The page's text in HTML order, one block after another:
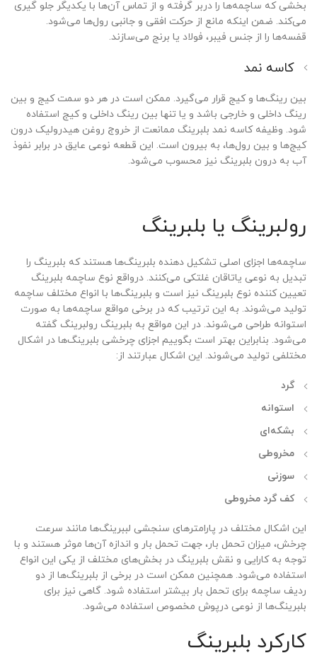
بخشی که ساچمه‌ها را دربر گرفته و از تماس آن‌ها با یکدیگر جلو گیری
می‌کند. ضمن اینکه مانع از حرکت افقی و جانبی رول‌ها می‌شود.
قفسه‌ها را از جنس فیبر، فولاد یا برنج می‌سازند.
کاسه نمد
بین رینگ‌ها و کیج قرار می‌گیرد. ممکن است در هر دو سمت کیج و بین
رینگ داخلی و خارجی باشد و یا تنها بین رینگ داخلی و کیج استفاده
شود. وظیفه کاسه نمد بلبرینگ ممانعت از خروج روغن هیدرولیک درون
کیج‌ها و بین رول‌ها، به بیرون است. این قطعه نوعی عایق در برابر نفوذ
آب به درون بلبرینگ نیز محسوب می‌شود.
رولبرینگ یا بلبرینگ
ساچمه‌ها اجزای اصلی تشکیل دهنده بلبرینگ‌ها هستند که بلبرینگ را
تبدیل به نوعی یاتاقان غلتکی می‌کنند. درواقع نوع ساچمه بلبرینگ
تعیین کننده نوع بلبرینگ نیز است و بلبرینگ‌ها با انواع مختلف ساچمه
تولید می‌شوند. به این ترتیب که در برخی مواقع ساچمه‌ها به صورت
استوانه طراحی می‌شوند. در این مواقع به بلبرینگ رولبرینگ گفته
می‌شود. بنابراین بهتر است بگوییم اجزای چرخشی بلبرینگ‌ها در اشکال
مختلفی تولید می‌شوند. این اشکال عبارتند از:
گرد
استوانه
بشکه‌ای
مخروطی
سوزنی
کف گرد مخروطی
این اشکال مختلف در پارامترهای سنجشی لببرینگ‌ها مانند سرعت
چرخش، میزان تحمل بار، جهت تحمل بار و اندازه آن‌ها موثر هستند و با
توجه به کارایی و نقش بلبرینگ در بخش‌های مختلف از یکی این انواع
استفاده می‌شود. همچنین ممکن است در برخی از بلبرینگ‌ها از دو
ردیف ساچمه برای تحمل بار بیشتر استفاده شود. گاهی نیز برای
بلبرینگ‌ها از نوعی درپوش مخصوص استفاده می‌شود.
کارکرد بلبرینگ